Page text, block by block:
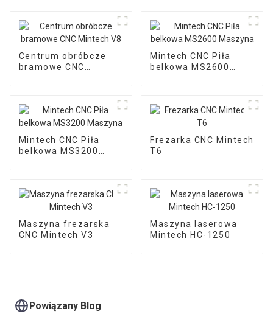
Centrum obróbcze
bramowe CNC
Mintech CNC Piła
belkowa MS2600
Mintech CNC Piła
belkowa MS3200
Frezarka CNC Mintech
T6
Maszyna frezarska
CNC Mintech V3
Maszyna laserowa
Mintech HC-1250
Powiązany Blog